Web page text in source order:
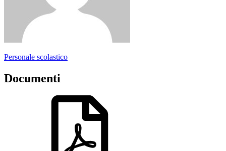
Personale scolastico
Documenti